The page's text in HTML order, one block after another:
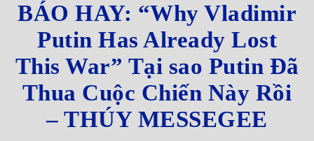
BÁO HAY: “Why Vladimir
Putin Has Already Lost
This War” Tại sao Putin Đã
Thua Cuộc Chiến Này Rồi
– THÚY MESSEGEE